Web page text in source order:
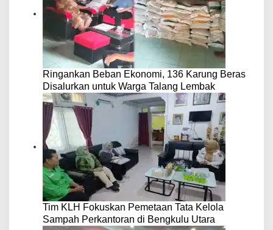
Ringankan Beban Ekonomi, 136 Karung Beras
Disalurkan untuk Warga Talang Lembak
Tim KLH Fokuskan Pemetaan Tata Kelola
Sampah Perkantoran di Bengkulu Utara